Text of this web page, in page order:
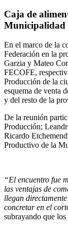
Caja de
Municipalidad
En el marco de la
Federación en la
Garzia y Mateo
FECOFE,
Producción de la
esquema de venta
y del resto de la
De la reunión
Producción;
Ricardo
Productivo de la
“El encuentro fue
las ventajas de
llegan
concretar en el
subrayando que